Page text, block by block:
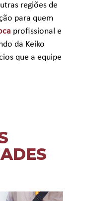
regiões de
para quem
profissional e
da Keiko
que a equipe